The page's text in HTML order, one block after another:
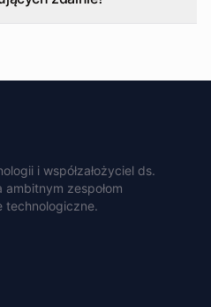
i współzałożyciel ds.
zespołom
technologiczne.